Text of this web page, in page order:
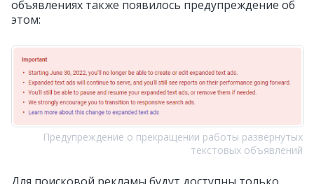
объявлениях также появилось предупреждение об
этом:
Предупреждение о прекращении работы развёрнутых
текстовых объявлений